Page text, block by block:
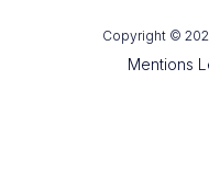
Copyright ©
Mentions